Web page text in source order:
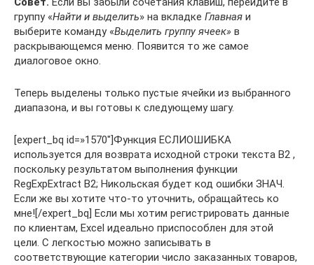
группу «Найти и выделить» на вкладке Главная и
выберите команду «Выделить группу ячеек» в
раскрывающемся меню. Появится то же самое
диалоговое окно.
Теперь выделены только пустые ячейки из выбранного
диапазона, и вы готовы к следующему шагу.
[expert_bq id=»1570″]Функция ЕСЛИОШИБКА
используется для возврата исходной строки текста B2 ,
поскольку результатом выполнения функции
RegExpExtract B2; Никольская будет код ошибки ЗНАЧ.
Если же вы хотите что-то уточнить, обращайтесь ко
мне![/expert_bq] Если мы хотим регистрировать данные
по клиентам, Excel идеально приспособлен для этой
цели. С легкостью можно записывать в
соответствующие категории число заказанных товаров,